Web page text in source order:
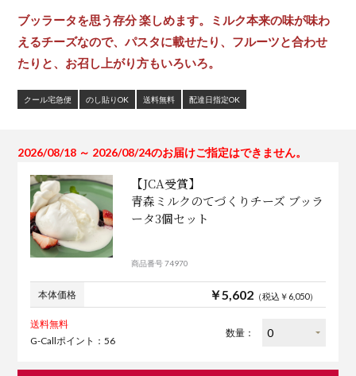
ブッラータを思う存分 楽しめます。ミルク本来の味が味わ
えるチーズなので、パスタに載せたり、フルーツと合わせ
たりと、お召し上がり方もいろいろ。
クール宅急便 のし貼りOK 送料無料 配達日指定OK
2026/08/18 ～ 2026/08/24のお届けご指定はできません。
【JCA受賞】
青森ミルクのてづくりチーズ ブッラ
ータ3個セット
商品番号 74970
本体価格 ￥5,602（税込￥6,050）
送料無料
G-Callポイント：56
数量：